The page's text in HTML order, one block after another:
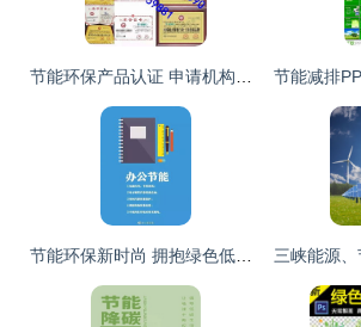
节能环保产品认证 申请机构、流程与费用全解析
节能环保新时尚 拥抱绿色低碳新生活